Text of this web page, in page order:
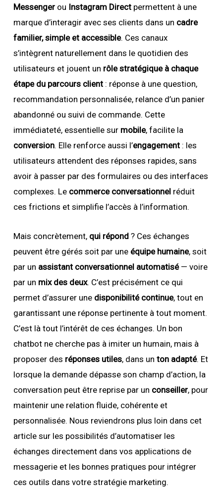
Messengerou Instagram Directpermettent à une
marque d’interagir avec ses clients dans un cadre
familier, simple et accessible. Ces canaux
s’intègrent naturellement dans le quotidien des
utilisateurs et jouent un rôle stratégique à chaque
étape du parcours client: réponse à une question,
recommandation personnalisée, relance d’un panier
abandonné ou suivi de commande. Cette
immédiateté, essentielle sur mobile, facilite la
conversion. Elle renforce aussi l’engagement: les
utilisateurs attendent des réponses rapides, sans
avoir à passer par des formulaires ou des interfaces
complexes. Le commerce conversationnelréduit
ces frictions et simplifie l’accès à l’information.
Mais concrètement, qui répond? Ces échanges
peuvent être gérés soit par une équipe humaine, soit
par un assistant conversationnel automatisé— voire
par un mix des deux. C’est précisément ce qui
permet d’assurer une disponibilité continue, tout en
garantissant une réponse pertinente à tout moment.
C’est là tout l’intérêt de ces échanges. Un bon
chatbot ne cherche pas à imiter un humain, mais à
proposer des réponses utiles, dans un ton adapté. Et
lorsque la demande dépasse son champ d’action, la
conversation peut être reprise par un conseiller, pour
maintenir une relation fluide, cohérente et
personnalisée. Nous reviendrons plus loin dans cet
article sur les possibilités d’automatiser les
échanges directement dans vos applications de
messagerie et les bonnes pratiques pour intégrer
ces outils dans votre stratégie marketing.